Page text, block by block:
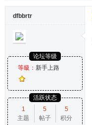
dfbbrtr
论坛等级
等級： 新手上路
活跃状态
1
主题
5
帖子
5
积分